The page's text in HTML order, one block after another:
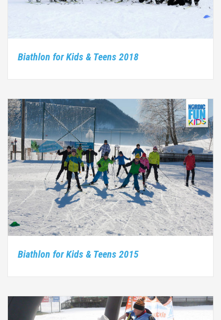
Biathlon for Kids & Teens 2018
Biathlon for Kids & Teens 2015